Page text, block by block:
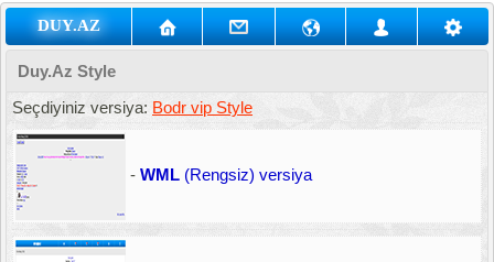
DUY.AZ
Duy.Az Style
Seçdiyiniz versiya: Bodr vip Style
- WML (Rengsiz) versiya